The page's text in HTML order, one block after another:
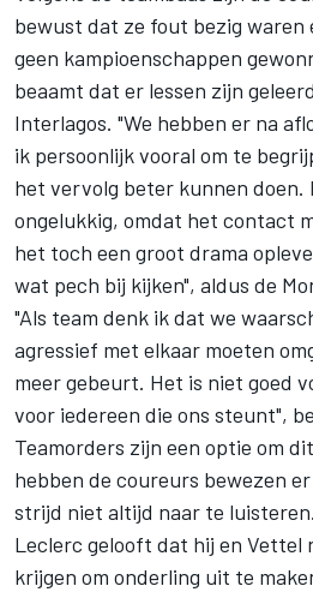
bewust dat ze fout bezig waren
geen kampioenschappen
beaamt dat er lessen zijn
Interlagos. "We hebben er na
ik persoonlijk vooral om te
het vervolg beter kunnen doen.
ongelukkig, omdat het contact
het toch een groot drama
wat pech bij kijken", aldus de
"Als team denk ik dat we
agressief met elkaar moeten
meer gebeurt. Het is niet goed
voor iedereen die ons steunt",
Teamorders zijn een optie om
hebben de coureurs bewezen
strijd niet altijd naar te luisteren.
Leclerc gelooft dat hij en Vettel
krijgen om onderling uit te